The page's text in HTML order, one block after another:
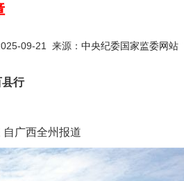
09-21 来源： 中央纪委国家监委网站
县行
广西全州报道